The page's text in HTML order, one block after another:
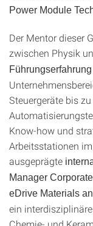
Power Module
Der Mentor dieser
zwischen Physik
Führungserfahrung
Steuergeräte bis
Know-how und
Arbeitsstationen
ausgeprägte
Manager
eDrive Materials
ein